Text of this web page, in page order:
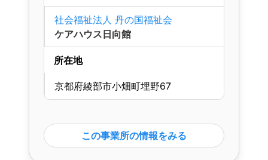
社会福祉法人 丹の国福祉会
ケアハウス日向館
所在地
京都府綾部市小畑町埋野67
この事業所の情報をみる